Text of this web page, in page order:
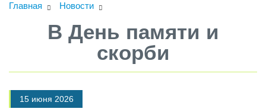
Главная Новости
В День памяти и
скорби
15 июня 2026